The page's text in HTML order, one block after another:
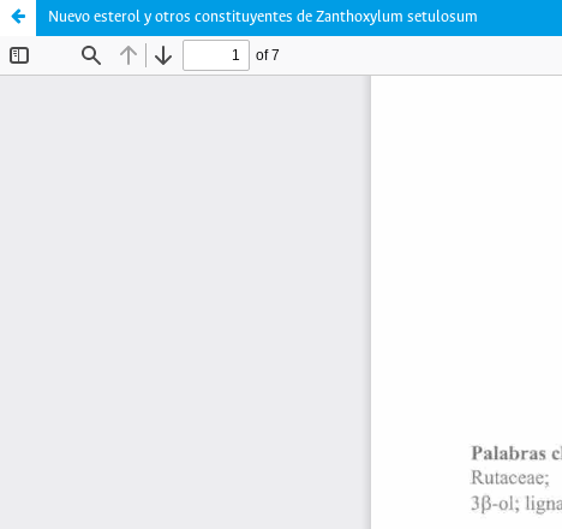
Nuevo esterol y otros constituyentes de Zanthoxylum setulosum